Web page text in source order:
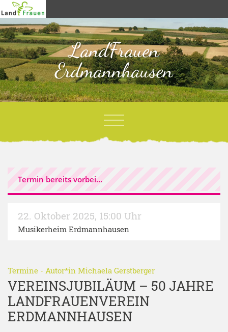
LandFrauen
Erdmannhausen
Termin bereits vorbei...
22. Oktober 2025, 15:00 Uhr
Musikerheim Erdmannhausen
Termine - Autor*in Michaela Gerstberger
VEREINSJUBILÄUM – 50 JAHRE
LANDFRAUENVEREIN
ERDMANNHAUSEN